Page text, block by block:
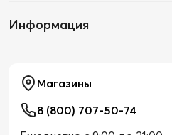
Информация
Магазины
8 (800) 707-50-74